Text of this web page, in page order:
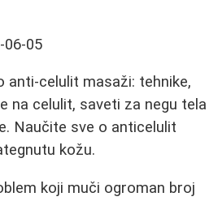
06-05
anti-celulit masaži: tehnike,
na celulit, saveti za negu tela
Naučite sve o anticelulit
kožu.
koji muči ogroman broj